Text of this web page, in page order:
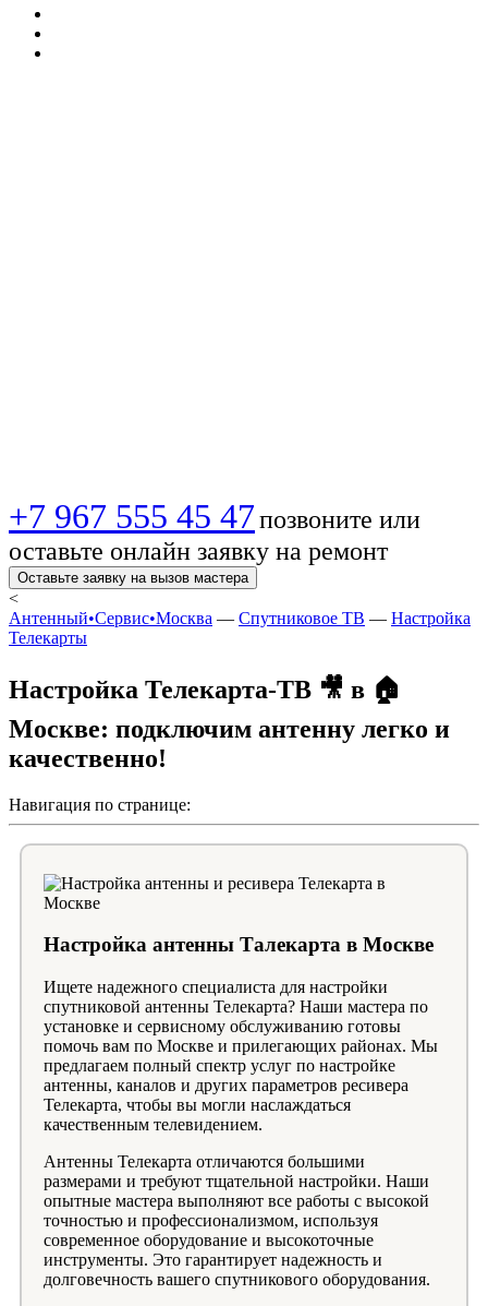
+7 967 555 45 47позвоните или
оставьте онлайн заявку на ремонт
Оставьте заявку на вызов мастера
<
Антенный•Сервис•Москва — Спутниковое ТВ — Настройка
Телекарты
Настройка Телекарта-ТВ 🎥 в 🏠
Москве: подключим антенну легко и
качественно!
Навигация по странице:
Настройка антенны Талекарта в Москве
Ищете надежного специалиста для настройки
спутниковой антенны Телекарта? Наши мастера по
установке и сервисному обслуживанию готовы
помочь вам по Москве и прилегающих районах. Мы
предлагаем полный спектр услуг по настройке
антенны, каналов и других параметров ресивера
Телекарта, чтобы вы могли наслаждаться
качественным телевидением.
Антенны Телекарта отличаются большими
размерами и требуют тщательной настройки. Наши
опытные мастера выполняют все работы с высокой
точностью и профессионализмом, используя
современное оборудование и высокоточные
инструменты. Это гарантирует надежность и
долговечность вашего спутникового оборудования.